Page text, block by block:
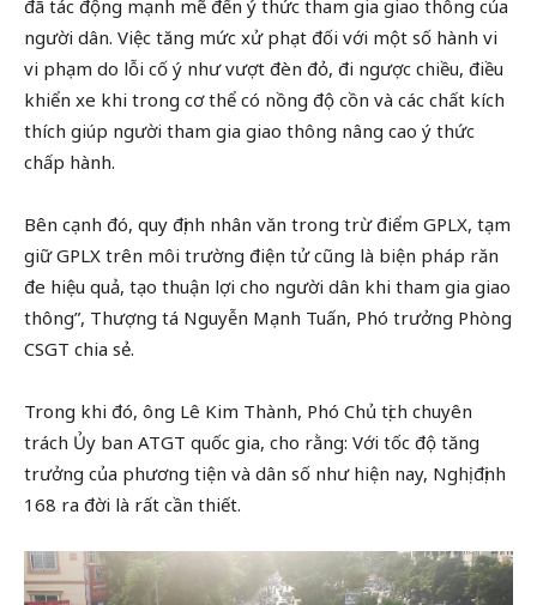
đã tác động mạnh mẽ đến ý thức tham gia giao thông của
người dân. Việc tăng mức xử phạt đối với một số hành vi
vi phạm do lỗi cố ý như vượt đèn đỏ, đi ngược chiều, điều
khiển xe khi trong cơ thể có nồng độ cồn và các chất kích
thích giúp người tham gia giao thông nâng cao ý thức
chấp hành.
Bên cạnh đó, quy định nhân văn trong trừ điểm GPLX, tạm
giữ GPLX trên môi trường điện tử cũng là biện pháp răn
đe hiệu quả, tạo thuận lợi cho người dân khi tham gia giao
thông”, Thượng tá Nguyễn Mạnh Tuấn, Phó trưởng Phòng
CSGT chia sẻ.
Trong khi đó, ông Lê Kim Thành, Phó Chủ tịch chuyên
trách Ủy ban ATGT quốc gia, cho rằng: Với tốc độ tăng
trưởng của phương tiện và dân số như hiện nay, Nghị định
168 ra đời là rất cần thiết.